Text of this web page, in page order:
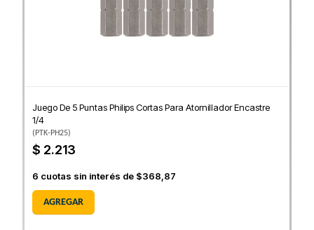
Juego De 5 Puntas Philips Cortas Para Atornillador Encastre
1/4
(PTK-PH25)
$ 2.213
6 cuotas sin interés de $368,87
AGREGAR